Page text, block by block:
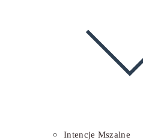
Intencje Mszalne